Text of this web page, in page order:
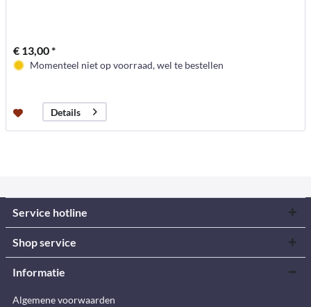
€ 13,00 *
Momenteel niet op voorraad, wel te bestellen
Details
Service hotline
Shop service
Informatie
Algemene voorwaarden